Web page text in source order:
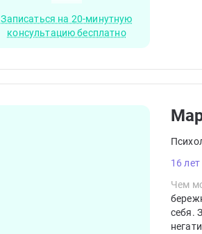
Записаться на 20-минутную
консультацию бесплатно
16
Чем
себя.